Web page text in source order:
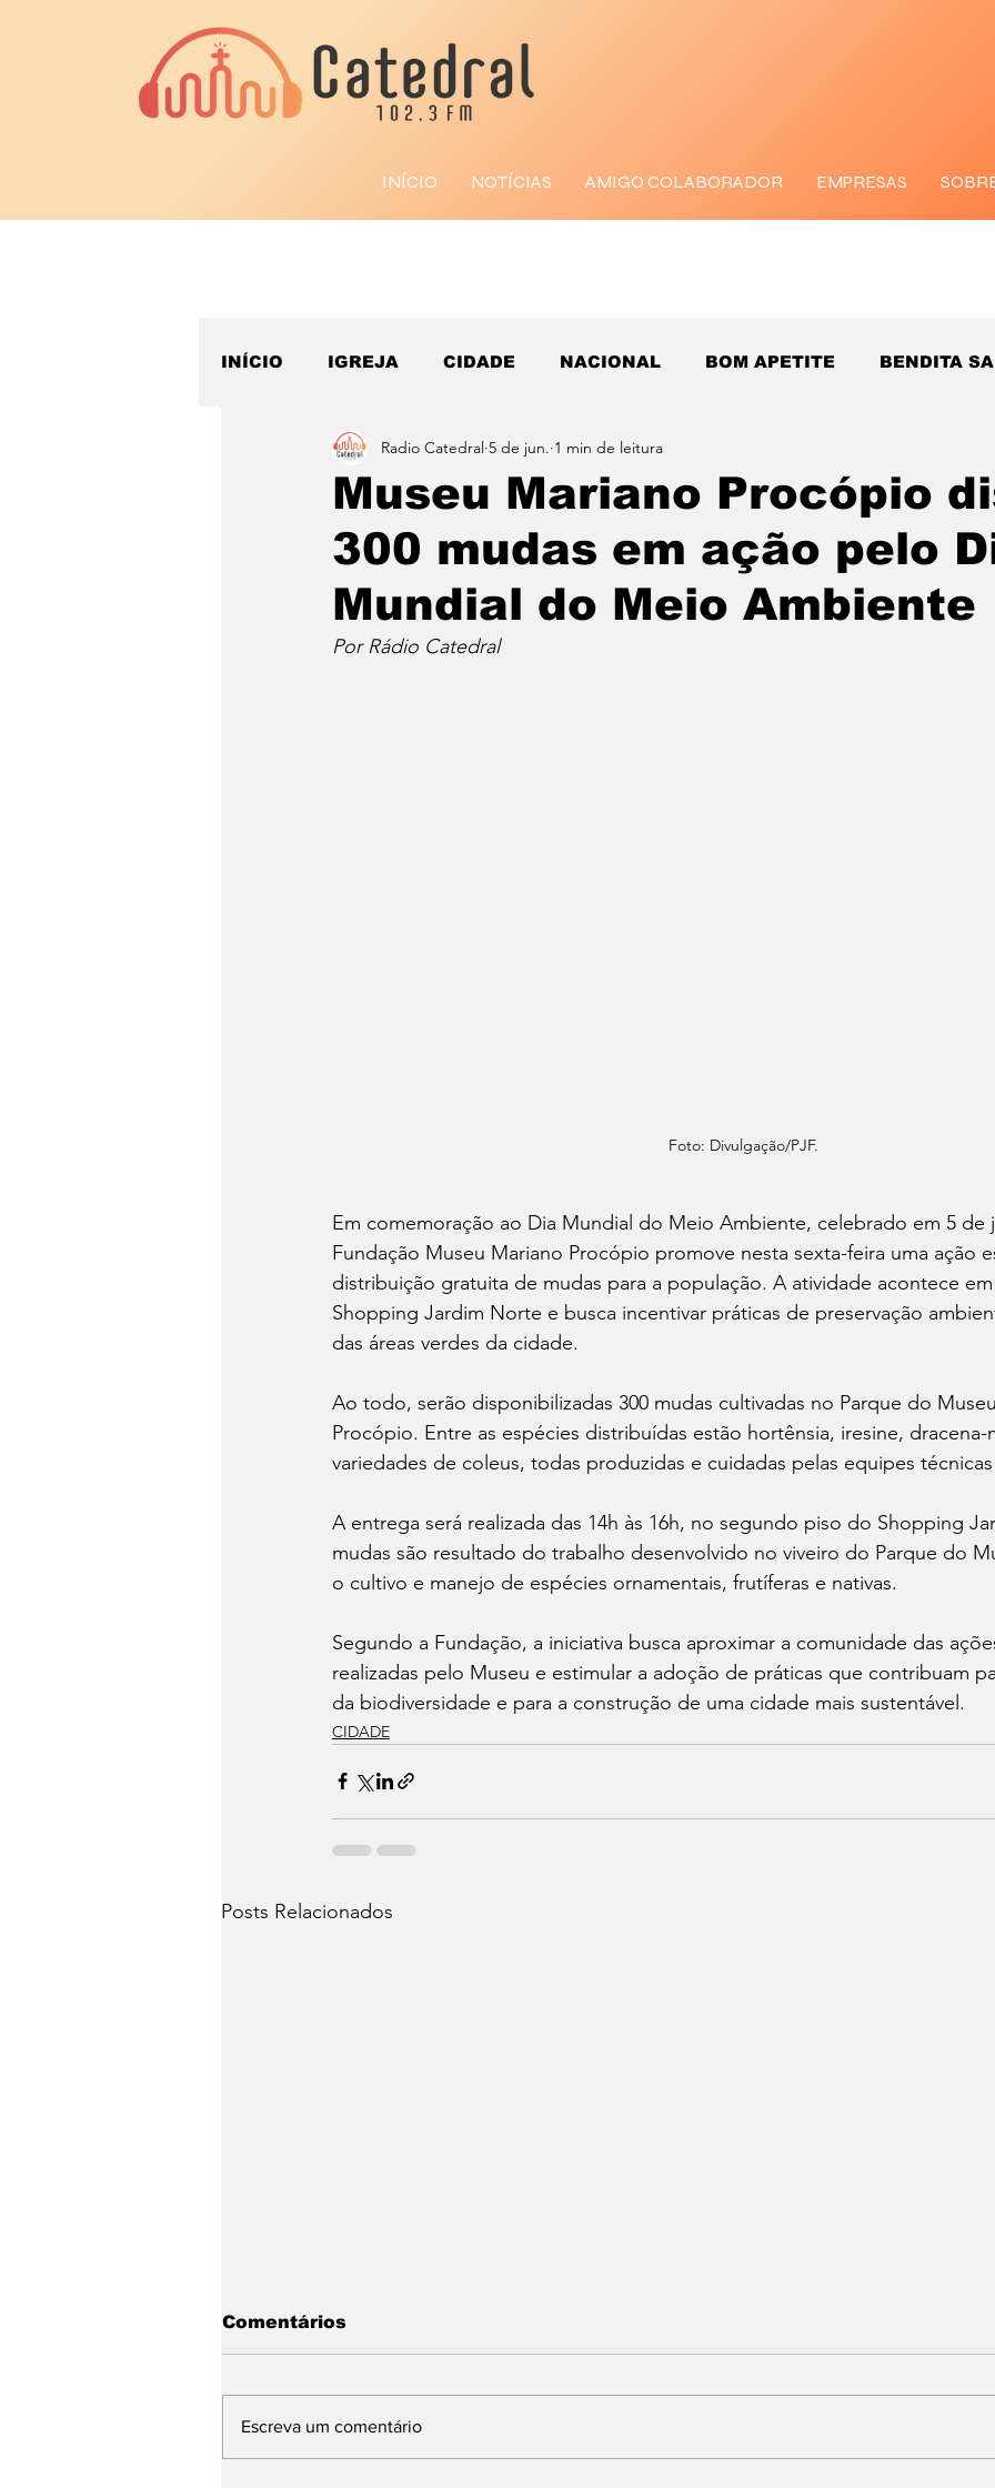
INÍCIO NOTÍCIAS AMIGO COLABORADOR EMPRESAS
INÍCIO IGREJA CIDADE NACIONAL BOM APETITE BENDITA
ESPORTE
Museu Mariano Procópio
300 mudas em ação pelo
Mundial do Meio Ambiente
Radio Catedral 5 de jun. 1 min de leitura
Por Rádio Catedral
Foto: Divulgação/PJF.
Em comemoração ao Dia Mundial do Meio Ambiente, celebrado em 5 de
Fundação Museu Mariano Procópio promove nesta sexta-feira uma ação
distribuição gratuita de mudas para a população. A atividade acontece
Shopping Jardim Norte e busca incentivar práticas de preservação
das áreas verdes da cidade.
Ao todo, serão disponibilizadas 300 mudas cultivadas no Parque do
Procópio. Entre as espécies distribuídas estão hortênsia, iresine,
variedades de coleus, todas produzidas e cuidadas pelas equipes
A entrega será realizada das 14h às 16h, no segundo piso do Shopping
mudas são resultado do trabalho desenvolvido no viveiro do Parque do
o cultivo e manejo de espécies ornamentais, frutíferas e nativas.
Segundo a Fundação, a iniciativa busca aproximar a comunidade das
realizadas pelo Museu e estimular a adoção de práticas que contribuam
da biodiversidade e para a construção de uma cidade mais sustentável.
CIDADE
Posts Relacionados
Comentários
Escreva um comentário